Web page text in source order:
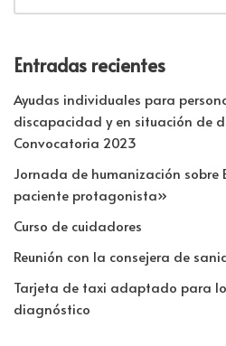
Entradas recientes
Ayudas individuales para
discapacidad y en situación de
Convocatoria 2023
Jornada de humanización sobre
paciente protagonista»
Curso de cuidadores
Reunión con la consejera de
Tarjeta de taxi adaptado para
diagnóstico